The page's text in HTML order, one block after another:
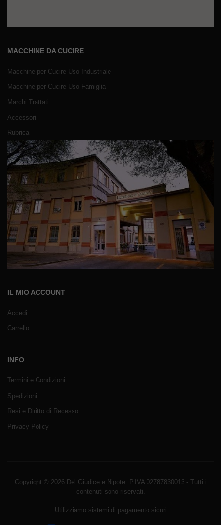
MACCHINE DA CUCIRE
Macchine per Cucire Uso Industriale
Macchine per Cucire Uso Famiglia
Marchi Trattati
Accessori
Rubrica
IL MIO ACCOUNT
Accedi
Carrello
INFO
Termini e Condizioni
Spedizioni
Resi e Diritto di Recesso
Privacy Policy
Copyright © 2026 Del Giudice e Nipote. P.IVA 02787830013 - Tutti i
contenuti sono riservati.
Utilizziamo sistemi di pagamento sicuri